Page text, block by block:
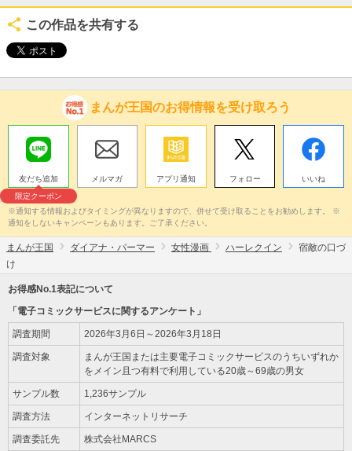
この作品を共有する
まんが王国のお得情報を受け取ろう
友だち追加
限定クーポン
メルマガ アプリ通知 フォロー いいね
※通知する情報およびタイミングが異なりますので、併せて受け取ることをお勧めします。 ※
通知をしないキャンペーンもあります。ご了承ください。
まんが王国 ダイアナ・パーマー 女性漫画 ハーレクイン
宿敵の口づ
け
お得感No.1表記について
「電子コミックサービスに関するアンケート」
調査期間 2026年3月6日～2026年3月18日
調査対象
まんが王国または主要電子コミックサービスのうちいずれか
をメイン且つ有料で利用している20歳～69歳の男女
サンプル数 1,236サンプル
調査方法 インターネットリサーチ
調査委託先 株式会社MARCS